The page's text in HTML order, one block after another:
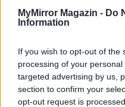
MyMirror Magazin - Do
Information
If you wish to opt-out of the
processing of your
targeted advertising by us,
section to confirm your
opt-out request is
A világ